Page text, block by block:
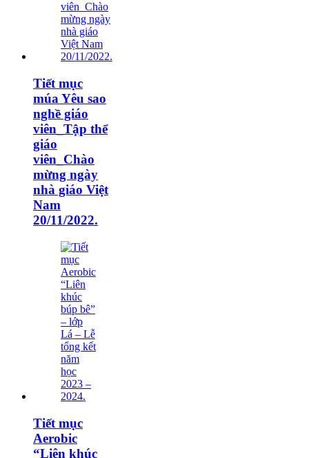
Tiết mục
múa Yêu sao
nghề giáo
viên_Tập thể
giáo
viên_Chào
mừng ngày
nhà giáo Việt
Nam
20/11/2022.
Tiết mục
Aerobic
“Liên khúc